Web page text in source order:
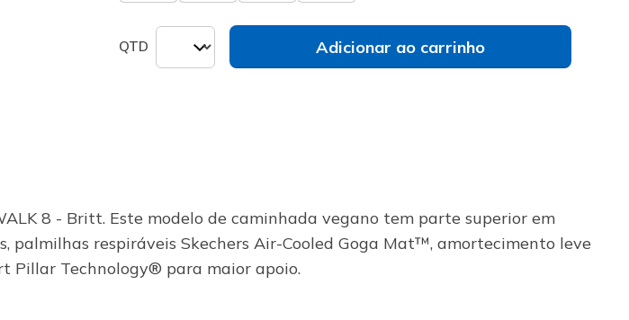
QTD Adicionar ao carrinho
8 - Britt. Este modelo de caminhada vegano tem parte superior em
palmilhas respiráveis Skechers Air-Cooled Goga Mat™, amortecimento leve
Pillar Technology® para maior apoio.